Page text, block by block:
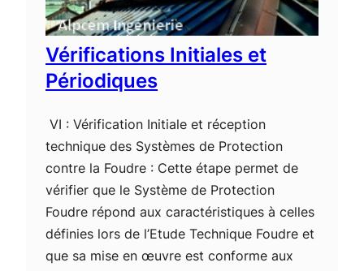
Vérifications Initiales et
Périodiques
VI : Vérification Initiale et réception
technique des Systèmes de Protection
contre la Foudre : Cette étape permet de
vérifier que le Système de Protection
Foudre répond aux caractéristiques à celles
définies lors de l’Etude Technique Foudre et
que sa mise en œuvre est conforme aux